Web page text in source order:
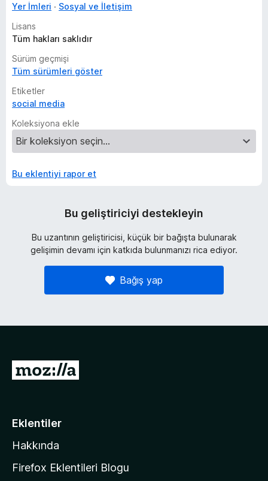
Yer İmleri
Sosyal ve İletişim
Lisans
Tüm hakları saklıdır
Sürüm geçmişi
Tüm sürümleri göster
Etiketler
social media
Koleksiyona ekle
Bu eklentiyi rapor et
Bu geliştiriciyi destekleyin
Bu uzantının geliştiricisi, küçük bir bağışta bulunarak
gelişimin devamı için katkıda bulunmanızı rica ediyor.
Bağış yap
M
i
l
a
Eklentiler
Hakkında
Firefox Eklentileri Blogu